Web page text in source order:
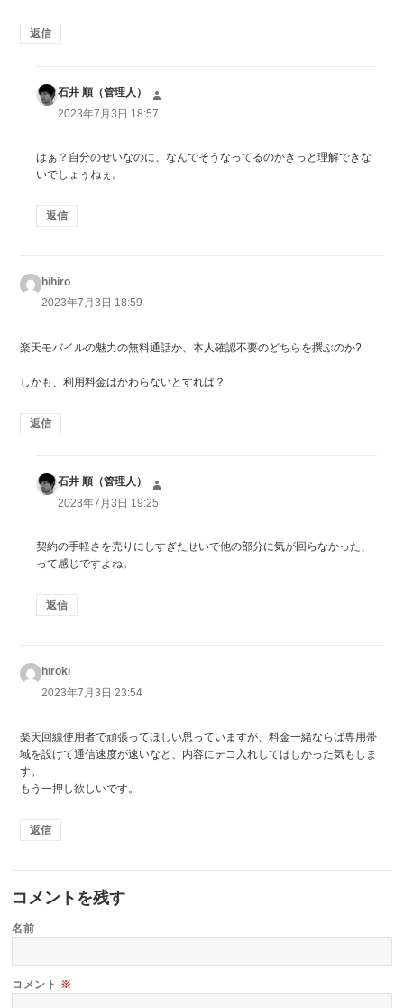
返信
石井 順（管理人）
2023年7月3日 18:57
はぁ？自分のせいなのに、なんでそうなってるのかきっと理解できな
いでしょぅねぇ。
返信
hihiroよ
り:
2023年7月3日 18:59
楽天モバイルの魅力の無料通話か、本人確認不要のどちらを撰ぶのか?
しかも、利用料金はかわらないとすれば？
返信
石井 順（管理人）
2023年7月3日 19:25
契約の手軽さを売りにしすぎたせいで他の部分に気が回らなかった、
って感じですよね。
返信
hirokiよ
り:
2023年7月3日 23:54
楽天回線使用者で頑張ってほしい思っていますが、料金一緒ならば専用帯
域を設けて通信速度が速いなど、内容にテコ入れしてほしかった気もしま
す。
もう一押し欲しいです。
返信
コメントを残す
名前
コメント ※